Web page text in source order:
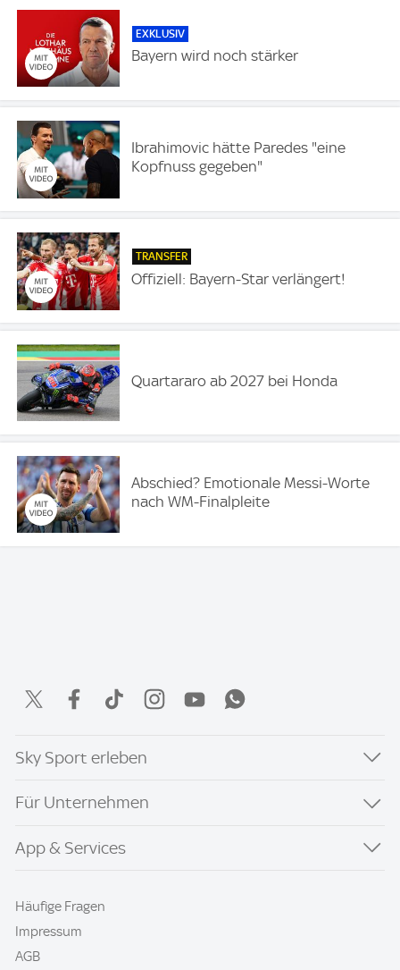
EXKLUSIV
Bayern wird noch stärker
Ibrahimovic hätte Paredes "eine
Kopfnuss gegeben"
TRANSFER
Offiziell: Bayern-Star verlängert!
Quartararo ab 2027 bei Honda
Abschied? Emotionale Messi-Worte
nach WM-Finalpleite
Sky Sport erleben
Für Unternehmen
App & Services
Häufige Fragen
Impressum
AGB